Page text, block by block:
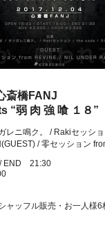
斎橋FANJ
“弱 肉 強 喰 １８”
レニ鳴ク。 / Rakiセッシ
/ 零セッション
/ END 21:30
ャッフル販売・お一人様6